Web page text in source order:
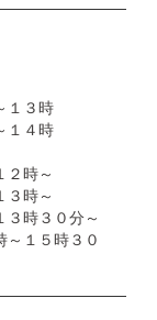
３時
４時
時～
～
分～
１５時３０